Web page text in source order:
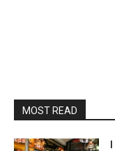
MOST READ